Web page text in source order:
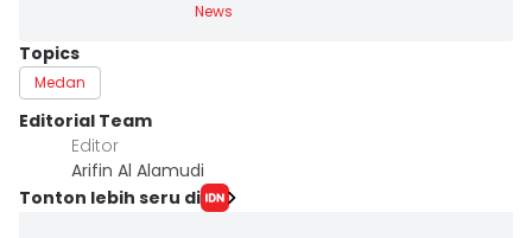
News
Topics
Medan
Editorial Team
Editor
Arifin Al Alamudi
Tonton lebih seru di